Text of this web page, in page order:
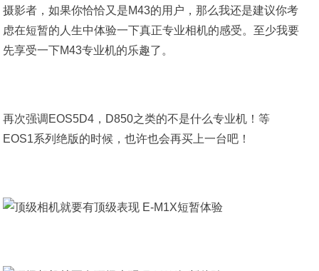
摄影者，如果你恰恰又是M43的用户，那么我还是建议你考
虑在短暂的人生中体验一下真正专业相机的感受。至少我要
先享受一下M43专业机的乐趣了。
再次强调EOS5D4，D850之类的不是什么专业机！等
EOS1系列绝版的时候，也许也会再买上一台吧！